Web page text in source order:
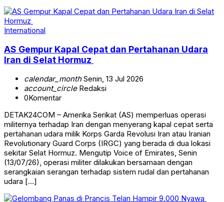
International
AS Gempur Kapal Cepat dan Pertahanan Udara
Iran di Selat Hormuz
calendar_monthSenin, 13 Jul 2026
account_circleRedaksi
0Komentar
DETAK24COM – Amerika Serikat (AS) memperluas operasi
militernya terhadap Iran dengan menyerang kapal cepat serta
pertahanan udara milik Korps Garda Revolusi Iran atau Iranian
Revolutionary Guard Corps (IRGC) yang berada di dua lokasi
sekitar Selat Hormuz. Mengutip Voice of Emirates, Senin
(13/07/26), operasi militer dilakukan bersamaan dengan
serangkaian serangan terhadap sistem rudal dan pertahanan
udara […]